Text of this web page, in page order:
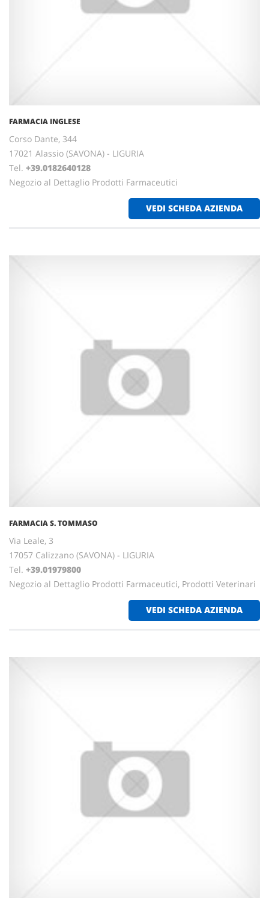
FARMACIA INGLESE
Corso Dante, 344
17021 Alassio (SAVONA) - LIGURIA
Tel. +39.0182640128
Negozio al Dettaglio Prodotti Farmaceutici
VEDI SCHEDA AZIENDA
FARMACIA S. TOMMASO
Via Leale, 3
17057 Calizzano (SAVONA) - LIGURIA
Tel. +39.01979800
Negozio al Dettaglio Prodotti Farmaceutici, Prodotti Veterinari
VEDI SCHEDA AZIENDA